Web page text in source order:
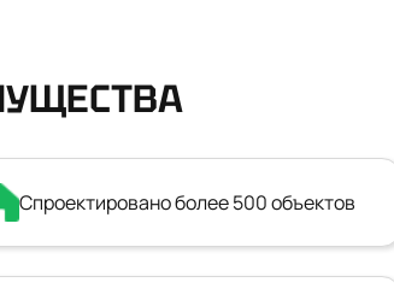
Спроектировано более 500 объектов